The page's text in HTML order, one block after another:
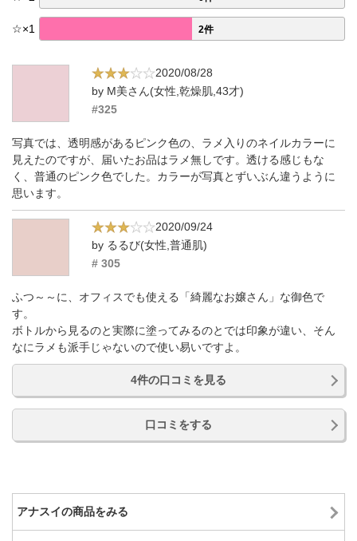
☆×1 2件
2020/08/28
by M美さん(女性,乾燥肌,43才)
#325
写真では、透明感があるピンク色の、ラメ入りのネイルカラーに
見えたのですが、届いたお品はラメ無しです。透ける感じもな
く、普通のピンク色でした。カラーが写真とずいぶん違うように
思います。
2020/09/24
by るるび(女性,普通肌)
# 305
ふつ～～に、オフィスでも使える「綺麗なお嬢さん」な御色で
す。
ボトルから見るのと実際に塗ってみるのとでは印象が違い、そん
なにラメも派手じゃないので使い易いですよ。
4件の口コミを見る
口コミをする
アナスイの商品をみる